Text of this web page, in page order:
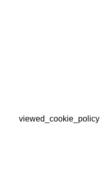
viewed_cookie_policy